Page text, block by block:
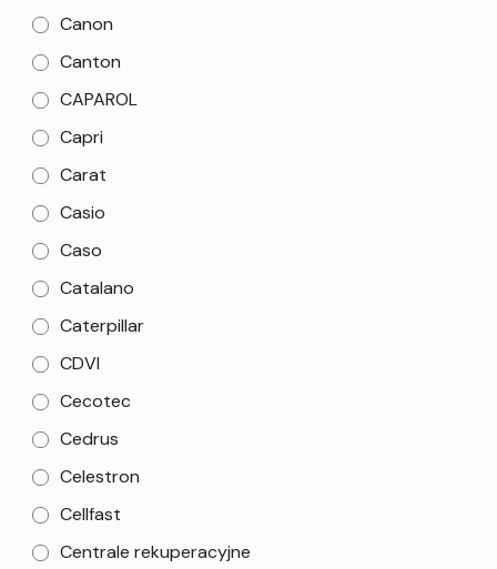
Canon
Canton
CAPAROL
Capri
Carat
Casio
Caso
Catalano
Caterpillar
CDVI
Cecotec
Cedrus
Celestron
Cellfast
Centrale rekuperacyjne